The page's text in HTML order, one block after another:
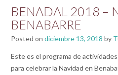
BENADAL 2018 –
BENABARRE
Posted on diciembre 13, 2018 by
Este es el programa de
para celebrar la Navidad en